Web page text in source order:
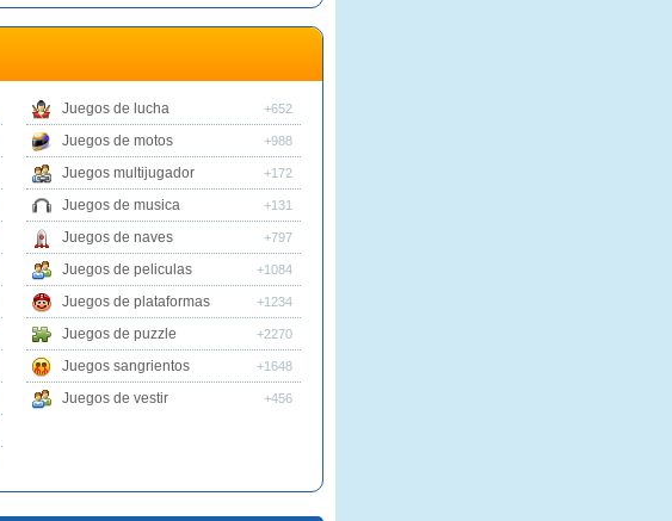
Juegos de lucha +652
Juegos de motos +988
Juegos multijugador +172
Juegos de musica +131
Juegos de naves +797
Juegos de peliculas +1084
Juegos de plataformas +1234
Juegos de puzzle +2270
Juegos sangrientos +1648
Juegos de vestir +456